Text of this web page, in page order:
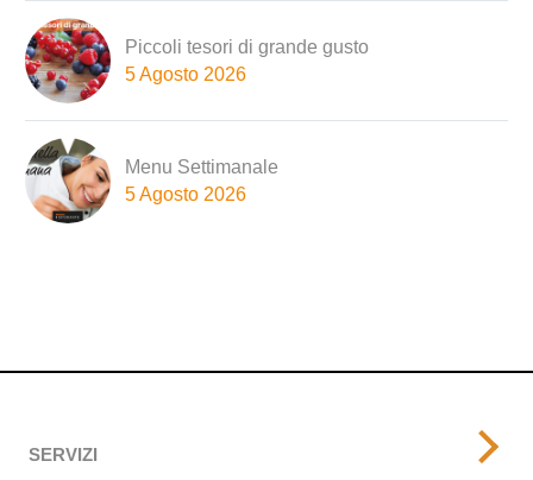
Piccoli tesori di grande gusto
5 Agosto 2026
Menu Settimanale
5 Agosto 2026
SERVIZI